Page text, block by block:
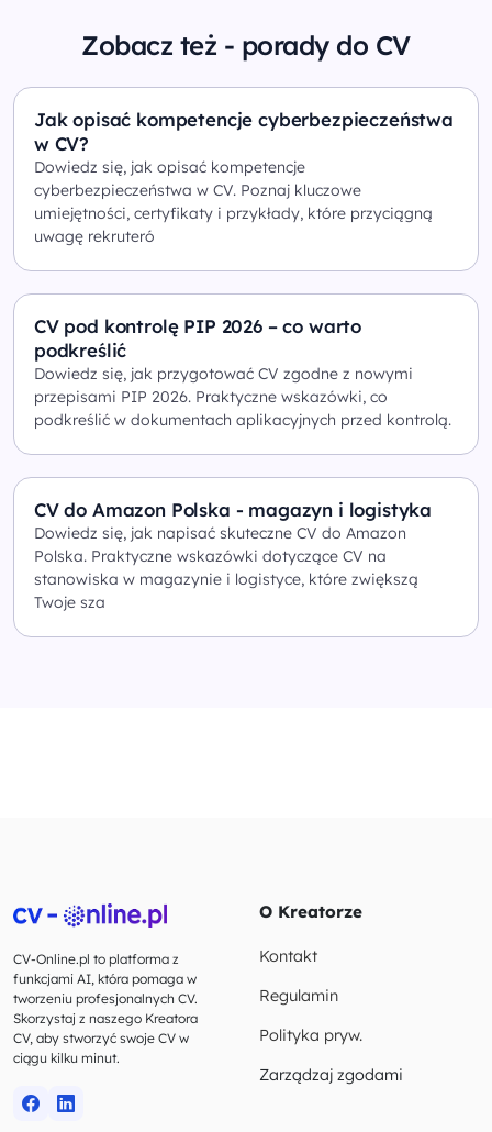
Zobacz też - porady do CV
Jak opisać kompetencje cyberbezpieczeństwa
w CV?
Dowiedz się, jak opisać kompetencje
cyberbezpieczeństwa w CV. Poznaj kluczowe
umiejętności, certyfikaty i przykłady, które przyciągną
uwagę rekruteró
CV pod kontrolę PIP 2026 – co warto
podkreślić
Dowiedz się, jak przygotować CV zgodne z nowymi
przepisami PIP 2026. Praktyczne wskazówki, co
podkreślić w dokumentach aplikacyjnych przed kontrolą.
CV do Amazon Polska - magazyn i logistyka
Dowiedz się, jak napisać skuteczne CV do Amazon
Polska. Praktyczne wskazówki dotyczące CV na
stanowiska w magazynie i logistyce, które zwiększą
Twoje sza
CV-Online.pl to platforma z
funkcjami AI, która pomaga w
tworzeniu profesjonalnych CV.
Skorzystaj z naszego Kreatora
CV, aby stworzyć swoje CV w
ciągu kilku minut.
O Kreatorze
Kontakt
Regulamin
Polityka pryw.
Zarządzaj zgodami